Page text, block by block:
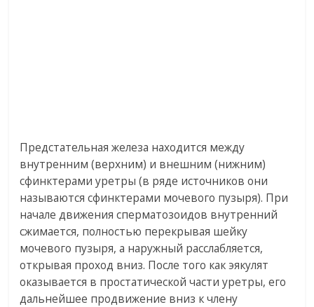
Предстательная железа находится между
внутренним (верхним) и внешним (нижним)
сфинктерами уретры (в ряде источников они
называются сфинктерами мочевого пузыря). При
начале движения сперматозоидов внутренний
сжимается, полностью перекрывая шейку
мочевого пузыря, а наружный расслабляется,
открывая проход вниз. После того как эякулят
оказывается в простатической части уретры, его
дальнейшее продвижение вниз к члену